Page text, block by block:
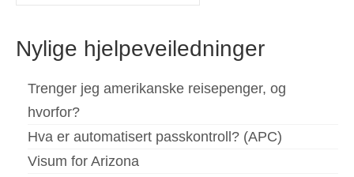
Nylige hjelpeveiledninger
Trenger jeg amerikanske reisepenger, og
hvorfor?
Hva er automatisert passkontroll? (APC)
Visum for Arizona